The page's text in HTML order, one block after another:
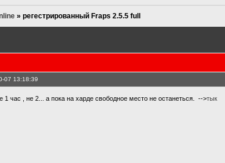
»регестрированный Fraps 2.5.5 full
07 13:18:39
1 час , не 2... а пока на харде свободное место не останеться. -->тык